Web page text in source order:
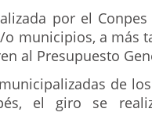
por el Conpes
municipios, a más
al Presupuesto
de
el giro se